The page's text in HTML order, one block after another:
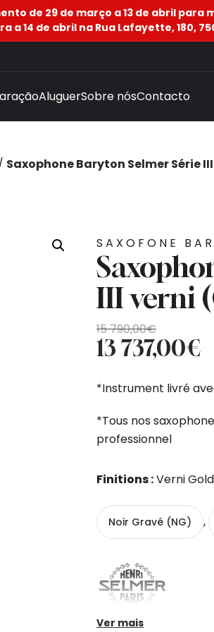
de 29 de março a 13 de abril para
a 14 de abril na Rua Lafayette, 180,
AluguerSobre nósContacto
Saxophone Baryton Selmer Série
SAXOFONE
III verni
15 790,00€
O
preço
era:
790,00€.
13 737,00€
O
preço
é:
737,00€.
*Instrument livré
*Tous nos
professionnel
Finitions :Verni
Noir Gravé (NG) ,
Ver mais